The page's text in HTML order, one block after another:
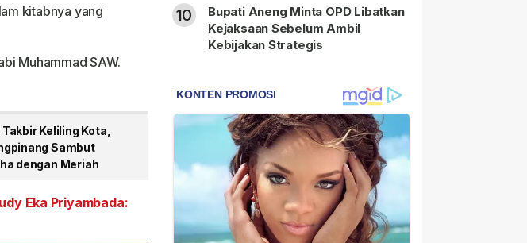
kitabnya yang
Muhammad SAW.
Keliling Kota,
Sambut
dengan Meriah
Eka Priyambada:
10
Bupati Aneng Minta OPD Libatkan
Kejaksaan Sebelum Ambil
Kebijakan Strategis